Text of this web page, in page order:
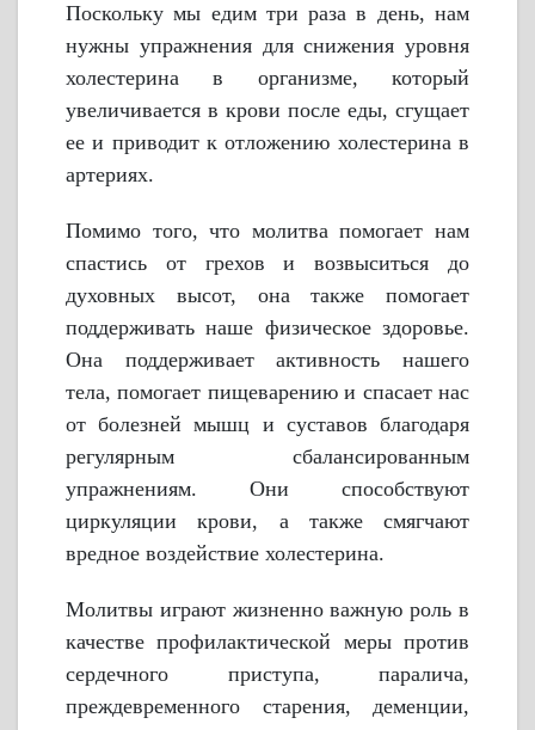
Поскольку мы едим три раза в день, нам
нужны упражнения для снижения уровня
холестерина в организме, который
увеличивается в крови после еды, сгущает
ее и приводит к отложению холестерина в
артериях.
Помимо того, что молитва помогает нам
спастись от грехов и возвыситься до
духовных высот, она также помогает
поддерживать наше физическое здоровье.
Она поддерживает активность нашего
тела, помогает пищеварению и спасает нас
от болезней мышц и суставов благодаря
регулярным сбалансированным
упражнениям. Они способствуют
циркуляции крови, а также смягчают
вредное воздействие холестерина.
Молитвы играют жизненно важную роль в
качестве профилактической меры против
сердечного приступа, паралича,
преждевременного старения, деменции,